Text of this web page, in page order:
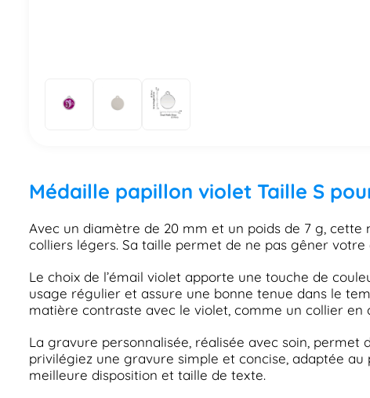
Médaille papillon violet Taille S
Avec un diamètre de 20 mm et un poids de 7 g,
colliers légers. Sa taille permet de ne pas gêner
Le choix de l’émail violet apporte une touche de
usage régulier et assure une bonne tenue dans le
matière contraste avec le violet, comme un collier en
La gravure personnalisée, réalisée avec soin, permet
privilégiez une gravure simple et concise, adaptée
meilleure disposition et taille de texte.